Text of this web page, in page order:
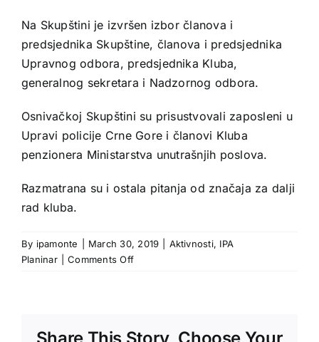
Na Skupštini je izvršen izbor članova i
predsjednika Skupštine, članova i predsjednika
Upravnog odbora, predsjednika Kluba,
generalnog sekretara i Nadzornog odbora.
Osnivačkoj Skupštini su prisustvovali zaposleni u
Upravi policije Crne Gore i članovi Kluba
penzionera Ministarstva unutrašnjih poslova.
Razmatrana su i ostala pitanja od značaja za dalji
rad kluba.
By ipamonte March 30, 2019 Aktivnosti, IPA
Planinar
Comments Offon
kluba